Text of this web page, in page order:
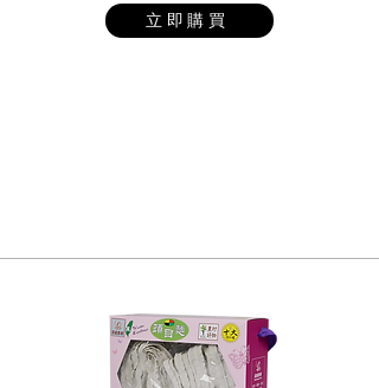
立即購買